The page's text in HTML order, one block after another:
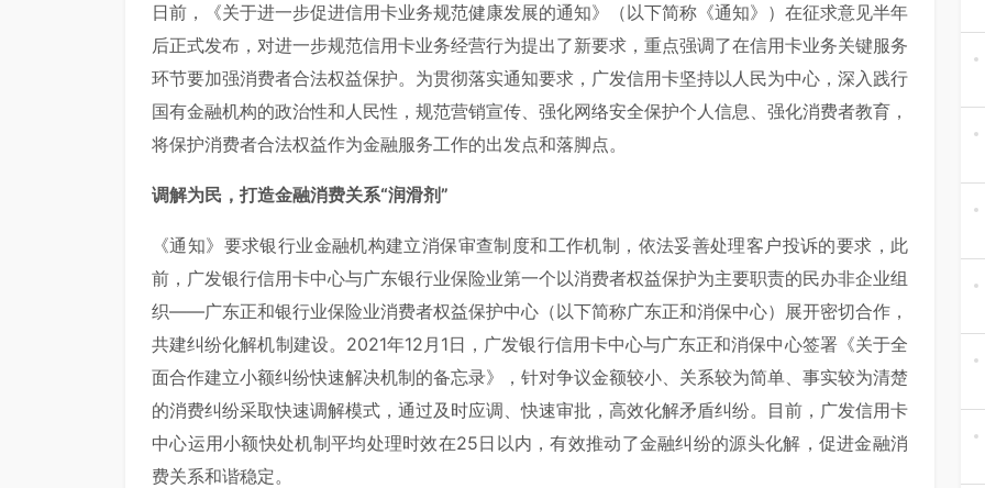
日前，《关于进一步促进信用卡业务规范健康发展的通知》（以下简称《通知》）在征求意见半年
后正式发布，对进一步规范信用卡业务经营行为提出了新要求，重点强调了在信用卡业务关键服务
环节要加强消费者合法权益保护。为贯彻落实通知要求，广发信用卡坚持以人民为中心，深入践行
国有金融机构的政治性和人民性，规范营销宣传、强化网络安全保护个人信息、强化消费者教育，
将保护消费者合法权益作为金融服务工作的出发点和落脚点。
调解为民，打造金融消费关系“润滑剂”
《通知》要求银行业金融机构建立消保审查制度和工作机制，依法妥善处理客户投诉的要求，此
前，广发银行信用卡中心与广东银行业保险业第一个以消费者权益保护为主要职责的民办非企业组
织——广东正和银行业保险业消费者权益保护中心（以下简称广东正和消保中心）展开密切合作，
共建纠纷化解机制建设。2021年12月1日，广发银行信用卡中心与广东正和消保中心签署《关于全
面合作建立小额纠纷快速解决机制的备忘录》，针对争议金额较小、关系较为简单、事实较为清楚
的消费纠纷采取快速调解模式，通过及时应调、快速审批，高效化解矛盾纠纷。目前，广发信用卡
中心运用小额快处机制平均处理时效在25日以内，有效推动了金融纠纷的源头化解，促进金融消
费关系和谐稳定。